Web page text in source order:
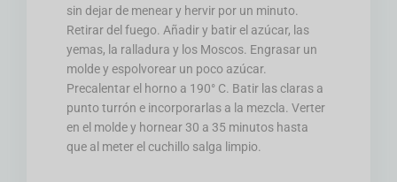
sin dejar de menear y hervir por un minuto.
Retirar del fuego. Añadir y batir el azúcar, las
yemas, la ralladura y los Moscos. Engrasar un
molde y espolvorear un poco azúcar.
Precalentar el horno a 190° C. Batir las claras a
punto turrón e incorporarlas a la mezcla. Verter
en el molde y hornear 30 a 35 minutos hasta
que al meter el cuchillo salga limpio.